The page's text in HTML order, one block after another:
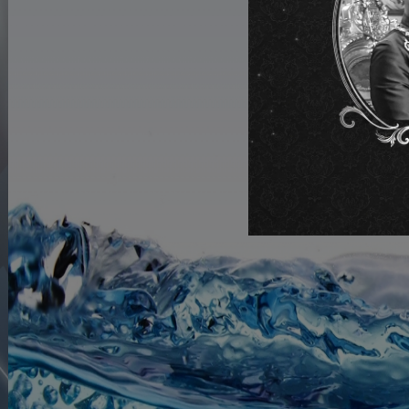
UREKA ใช้กลยุทธ์การเจริ